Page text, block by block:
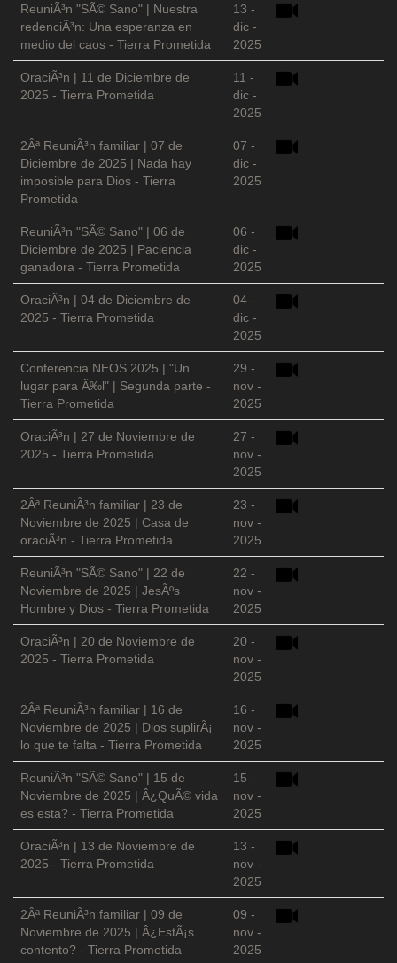
ReuniÃ³n "SÃ© Sano" | Nuestra
redenciÃ³n: Una esperanza en
medio del caos - Tierra Prometida
13 -
dic -
2025
OraciÃ³n | 11 de Diciembre de
2025 - Tierra Prometida
11 -
dic -
2025
2Âª ReuniÃ³n familiar | 07 de
Diciembre de 2025 | Nada hay
imposible para Dios - Tierra
Prometida
07 -
dic -
2025
ReuniÃ³n "SÃ© Sano" | 06 de
Diciembre de 2025 | Paciencia
ganadora - Tierra Prometida
06 -
dic -
2025
OraciÃ³n | 04 de Diciembre de
2025 - Tierra Prometida
04 -
dic -
2025
Conferencia NEOS 2025 | "Un
lugar para Ã‰l" | Segunda parte -
Tierra Prometida
29 -
nov -
2025
OraciÃ³n | 27 de Noviembre de
2025 - Tierra Prometida
27 -
nov -
2025
2Âª ReuniÃ³n familiar | 23 de
Noviembre de 2025 | Casa de
oraciÃ³n - Tierra Prometida
23 -
nov -
2025
ReuniÃ³n "SÃ© Sano" | 22 de
Noviembre de 2025 | JesÃºs
Hombre y Dios - Tierra Prometida
22 -
nov -
2025
OraciÃ³n | 20 de Noviembre de
2025 - Tierra Prometida
20 -
nov -
2025
2Âª ReuniÃ³n familiar | 16 de
Noviembre de 2025 | Dios suplirÃ¡
lo que te falta - Tierra Prometida
16 -
nov -
2025
ReuniÃ³n "SÃ© Sano" | 15 de
Noviembre de 2025 | Â¿QuÃ© vida
es esta? - Tierra Prometida
15 -
nov -
2025
OraciÃ³n | 13 de Noviembre de
2025 - Tierra Prometida
13 -
nov -
2025
2Âª ReuniÃ³n familiar | 09 de
Noviembre de 2025 | Â¿EstÃ¡s
contento? - Tierra Prometida
09 -
nov -
2025